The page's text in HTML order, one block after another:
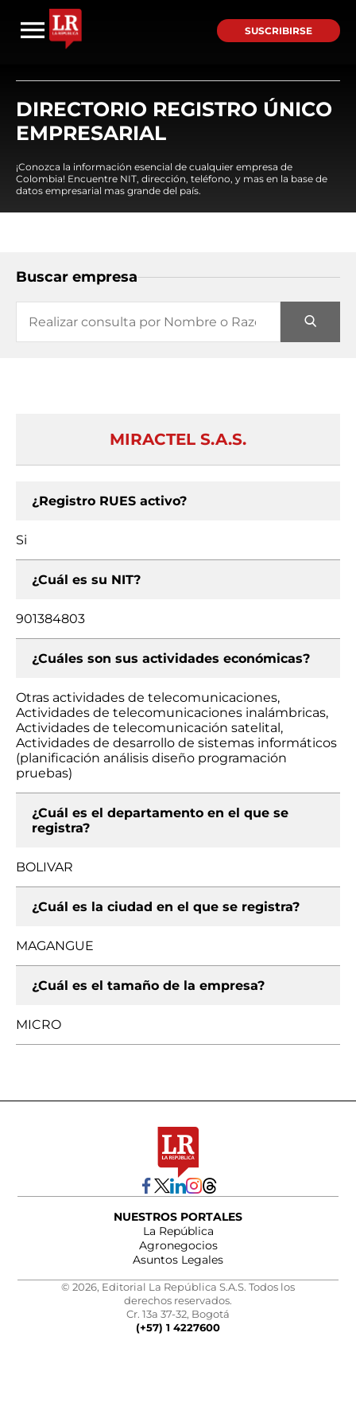
SUSCRIBIRSE
DIRECTORIO REGISTRO ÚNICO
EMPRESARIAL
¡Conozca la información esencial de cualquier empresa de
Colombia! Encuentre NIT, dirección, teléfono, y mas en la base de
datos empresarial mas grande del país.
Buscar empresa
MIRACTEL S.A.S.
¿Registro RUES activo?
Si
¿Cuál es su NIT?
901384803
¿Cuáles son sus actividades económicas?
Otras actividades de telecomunicaciones,
Actividades de telecomunicaciones inalámbricas,
Actividades de telecomunicación satelital,
Actividades de desarrollo de sistemas informáticos
(planificación análisis diseño programación
pruebas)
¿Cuál es el departamento en el que se
registra?
BOLIVAR
¿Cuál es la ciudad en el que se registra?
MAGANGUE
¿Cuál es el tamaño de la empresa?
MICRO
NUESTROS PORTALES
La República
Agronegocios
Asuntos Legales
© 2026, Editorial La República S.A.S. Todos los
derechos reservados.
Cr. 13a 37-32, Bogotá
(+57) 1 4227600